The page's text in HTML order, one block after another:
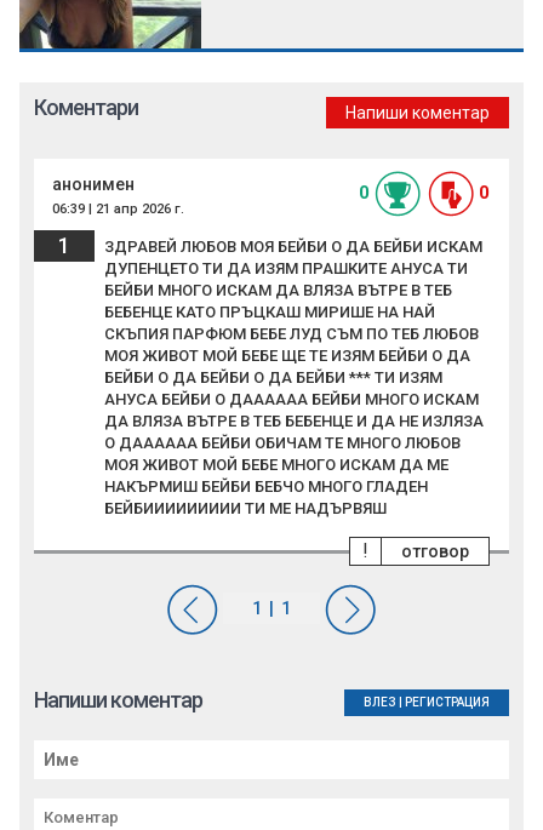
Коментари Напиши коментар
анонимен
06:39 | 21 апр 2026 г.
0 0
1
ЗДРАВЕЙ ЛЮБОВ МОЯ БЕЙБИ О ДА БЕЙБИ ИСКАМ
ДУПЕНЦЕТО ТИ ДА ИЗЯМ ПРАШКИТЕ АНУСА ТИ
БЕЙБИ МНОГО ИСКАМ ДА ВЛЯЗА ВЪТРЕ В ТЕБ
БЕБЕНЦЕ КАТО ПРЪЦКАШ МИРИШЕ НА НАЙ
СКЪПИЯ ПАРФЮМ БЕБЕ ЛУД СЪМ ПО ТЕБ ЛЮБОВ
МОЯ ЖИВОТ МОЙ БЕБЕ ЩЕ ТЕ ИЗЯМ БЕЙБИ О ДА
БЕЙБИ О ДА БЕЙБИ О ДА БЕЙБИ *** ТИ ИЗЯМ
АНУСА БЕЙБИ О ДАААААА БЕЙБИ МНОГО ИСКАМ
ДА ВЛЯЗА ВЪТРЕ В ТЕБ БЕБЕНЦЕ И ДА НЕ ИЗЛЯЗА
О ДАААААА БЕЙБИ ОБИЧАМ ТЕ МНОГО ЛЮБОВ
МОЯ ЖИВОТ МОЙ БЕБЕ МНОГО ИСКАМ ДА МЕ
НАКЪРМИШ БЕЙБИ БЕБЧО МНОГО ГЛАДЕН
БЕЙБИИИИИИИИИ ТИ МЕ НАДЪРВЯШ
отговор
!
Напиши коментар ВЛЕЗ РЕГИСТРАЦИЯ